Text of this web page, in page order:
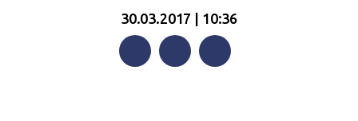
30.03.2017 | 10:36